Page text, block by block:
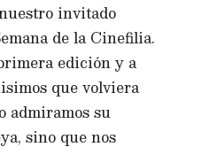
invitado
de la Cinefilia.
edición y a
que volviera
admiramos su
sino que nos